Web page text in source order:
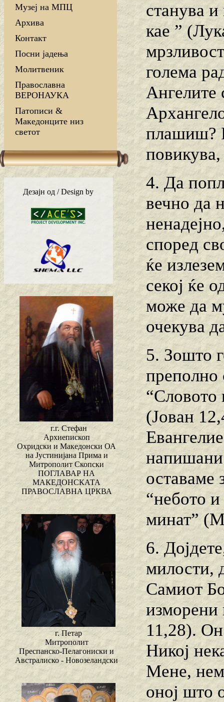
Музеј на МПЦ
Архива
Контакт
Посни јадења
Молитвеник
Православна
ВЕРОНАУКА
Патописи &
Македонците низ
светот
Дезајн од / Design by
г.г. Стефан
Архиепископ
Охридски и Македонски ОА
на Јустинијана Прима и
Митрополит Скопски
ПОГЛАВАР НА
МАКЕДОНСКАТА
ПРАВОСЛАВНА ЦРКВА
г. Петар
Митрополит
Преспанско-Пелагониски и
Австралиско - Новозеландски
станува
кае ”
голема
Ангелите
плашиш?
4. Да
вечно да
според
ќе
секој ќе
може да
очекува
5. Зошто
преполно
“Словото
(Јован
напишани
оставаме
“небото
минат”
6.
милости,
Самиот
изморени
11,28). Он
Никој
Мене,
оној што